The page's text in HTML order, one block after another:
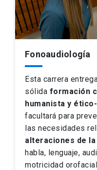
Fonoaudiología
Esta carrera
sólida formación
humanista y
facultará para
las necesidades
alteraciones de
habla, lenguaje,
motricidad